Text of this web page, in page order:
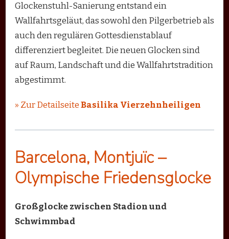
Glockenstuhl-Sanierung entstand ein
Wallfahrtsgeläut, das sowohl den Pilgerbetrieb als
auch den regulären Gottesdienstablauf
differenziert begleitet. Die neuen Glocken sind
auf Raum, Landschaft und die Wallfahrtstradition
abgestimmt.
» Zur DetailseiteBasilika Vierzehnheiligen
Barcelona, Montjuïc –
Olympische Friedensglocke
Großglocke zwischen Stadion und
Schwimmbad